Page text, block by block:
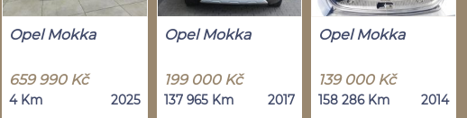
Opel Mokka
659 990 Kč
4 Km 2025
Opel Mokka
199 000 Kč
137 965 Km 2017
Opel Mokka
139 000 Kč
158 286 Km 2014